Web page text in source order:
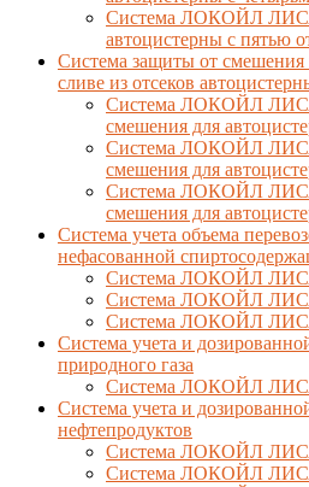
Система ЛОКОЙЛ
автоцистерны с пятью
Система защиты от смешения
сливе из отсеков
Система ЛОКОЙЛ
смешения для
Система ЛОКОЙЛ
смешения для
Система ЛОКОЙЛ
смешения для
Система учета объема
нефасованной
Система ЛОКОЙЛ
Система ЛОКОЙЛ
Система ЛОКОЙЛ
Система учета и
природного газа
Система ЛОКОЙЛ
Система учета и
нефтепродуктов
Система ЛОКОЙЛ
Система ЛОКОЙЛ